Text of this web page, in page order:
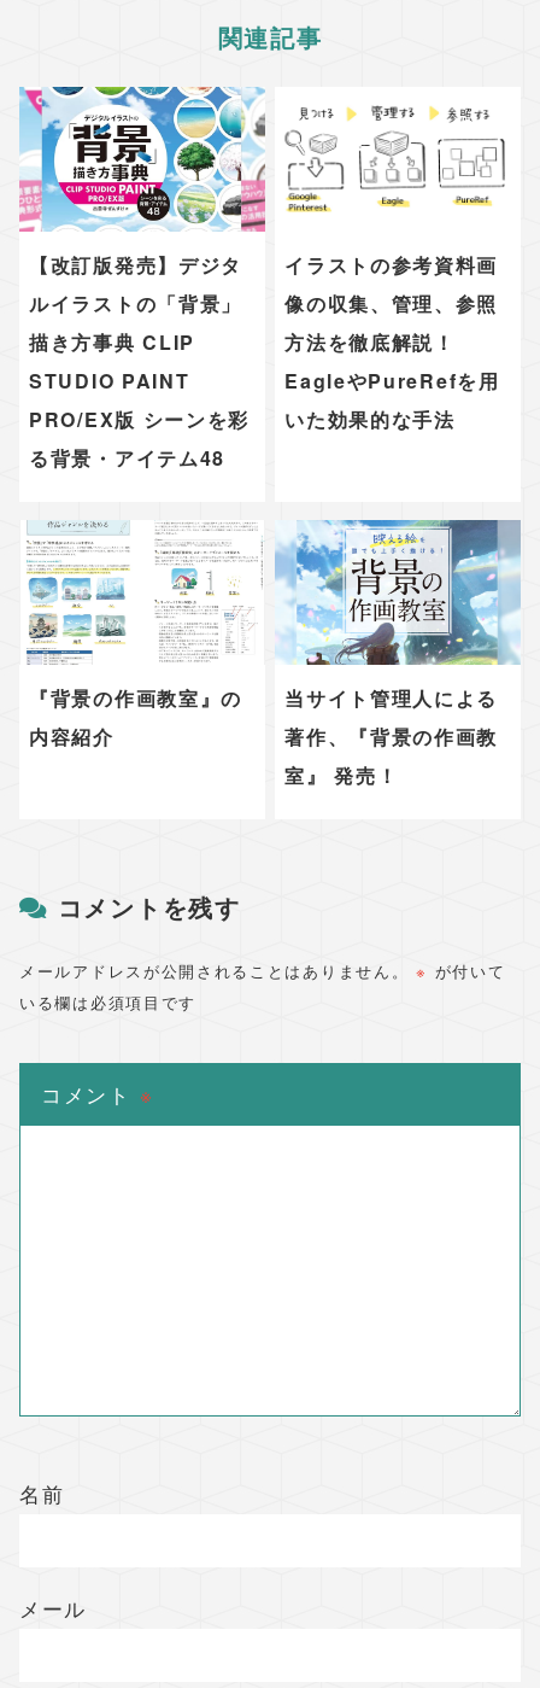
関連記事
【改訂版発売】デジタ
ルイラストの「背景」
描き方事典 CLIP
STUDIO PAINT
PRO/EX版 シーンを彩
る背景・アイテム48
イラストの参考資料画
像の収集、管理、参照
方法を徹底解説！
EagleやPureRefを用
いた効果的な手法
『背景の作画教室』の
内容紹介
当サイト管理人による
著作、『背景の作画教
室』 発売！
コメントを残す
メールアドレスが公開されることはありません。 ※ が付いて
いる欄は必須項目です
コメント ※
名前
メール